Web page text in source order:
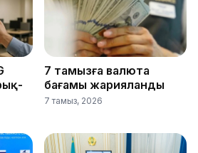
7 тамызға валюта
бағамы жарияланды
7 тамыз, 2026